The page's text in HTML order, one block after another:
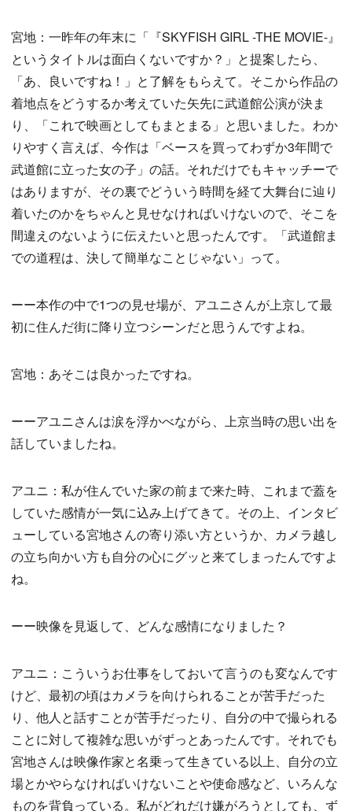
宮地：一昨年の年末に「『SKYFISH GIRL -THE MOVIE-』
というタイトルは面白くないですか？」と提案したら、
「あ、良いですね！」と了解をもらえて。そこから作品の
着地点をどうするか考えていた矢先に武道館公演が決ま
り、「これで映画としてもまとまる」と思いました。わか
りやすく言えば、今作は「ベースを買ってわずか3年間で
武道館に立った女の子」の話。それだけでもキャッチーで
はありますが、その裏でどういう時間を経て大舞台に辿り
着いたのかをちゃんと見せなければいけないので、そこを
間違えのないように伝えたいと思ったんです。「武道館ま
での道程は、決して簡単なことじゃない」って。
ーー本作の中で1つの見せ場が、アユニさんが上京して最
初に住んだ街に降り立つシーンだと思うんですよね。
宮地：あそこは良かったですね。
ーーアユニさんは涙を浮かべながら、上京当時の思い出を
話していましたね。
アユニ：私が住んでいた家の前まで来た時、これまで蓋を
していた感情が一気に込み上げてきて。その上、インタビ
ューしている宮地さんの寄り添い方というか、カメラ越し
の立ち向かい方も自分の心にグッと来てしまったんですよ
ね。
ーー映像を見返して、どんな感情になりました？
アユニ：こういうお仕事をしておいて言うのも変なんです
けど、最初の頃はカメラを向けられることが苦手だった
り、他人と話すことが苦手だったり、自分の中で撮られる
ことに対して複雑な思いがずっとあったんです。それでも
宮地さんは映像作家と名乗って生きている以上、自分の立
場とかやらなければいけないことや使命感など、いろんな
ものを背負っている。私がどれだけ嫌がろうとしても、ず